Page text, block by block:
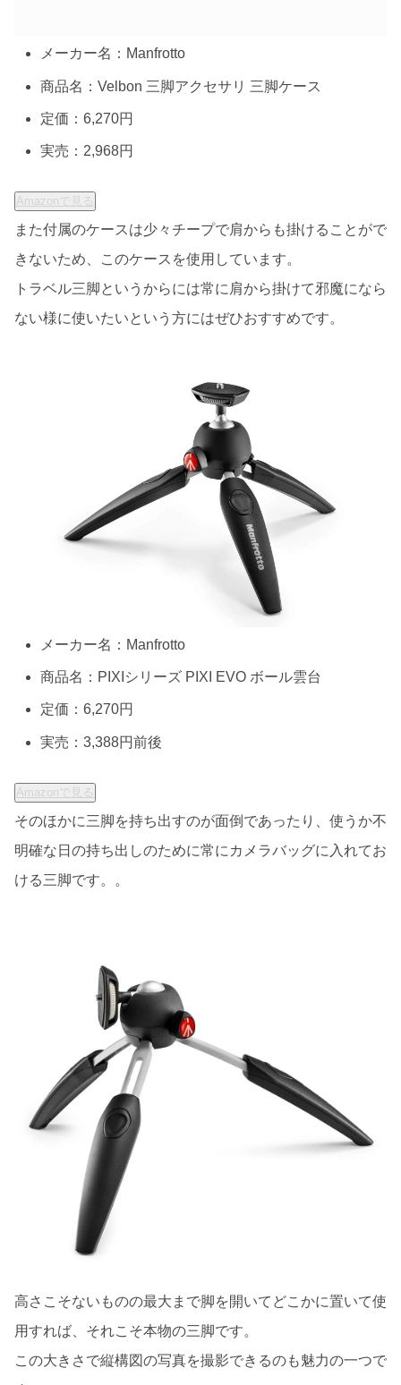
メーカー名：Manfrotto
商品名：Velbon 三脚アクセサリ 三脚ケース
定価：6,270円
実売：2,968円
Amazonで見る
また付属のケースは少々チープで肩からも掛けることがで
きないため、このケースを使用しています。
トラベル三脚というからには常に肩から掛けて邪魔になら
ない様に使いたいという方にはぜひおすすめです。
メーカー名：Manfrotto
商品名：PIXIシリーズ PIXI EVO ボール雲台
定価：6,270円
実売：3,388円前後
Amazonで見る
そのほかに三脚を持ち出すのが面倒であったり、使うか不
明確な日の持ち出しのために常にカメラバッグに入れてお
ける三脚です。。
高さこそないものの最大まで脚を開いてどこかに置いて使
用すれば、それこそ本物の三脚です。
この大きさで縦構図の写真を撮影できるのも魅力の一つで